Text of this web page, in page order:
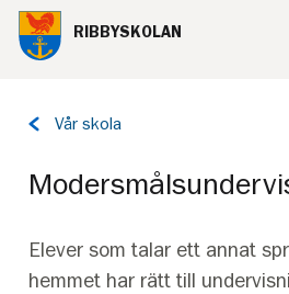
Till innehåll på sidan
RIBBYSKOLAN
Tillbaka
Vår skola
Elever som talar ett annat
hemmet har rätt till